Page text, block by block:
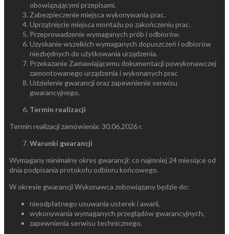
obowiązującymi przepisami.
Zabezpieczenie miejsca wykonywania prac.
Uprzątnięcie miejsca montażu po zakończeniu prac.
Przeprowadzenie wymaganych prób i odbiorów.
Uzyskanie wszelkich wymaganych dopuszczeń i odbiorów
niezbędnych do użytkowania urządzenia.
Przekazanie Zamawiającemu dokumentacji powykonawczej
zamontowanego urządzenia i wykonanych prac
Udzielenie gwarancji oraz zapewnienie serwisu
gwarancyjnego.
Termin realizacji
Termin realizacji zamówienia: 30.06.2026 r.
Warunki gwarancji
Wymagany minimalny okres gwarancji: co najmniej 24 miesiące od
dnia podpisania protokołu odbioru końcowego.
W okresie gwarancji Wykonawca zobowiązany będzie do:
nieodpłatnego usuwania usterek i awarii,
wykonywania wymaganych przeglądów gwarancyjnych,
zapewnienia serwisu technicznego.